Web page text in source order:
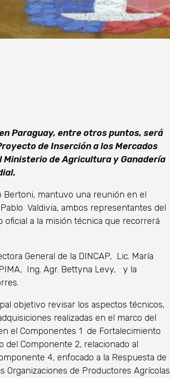
Paraguay, entre otros puntos, será
de Inserción a los Mercados
Ministerio de Agricultura y Ganadería
Bertoni, mantuvo una reunión en el
Valdivia, ambos representantes del
a la misión técnica que recorrerá
General de la DINCAP, Lic. María
Ing. Agr. Bettyna Levy, y la
objetivo revisar los aspectos técnicos,
realizadas en el marco del
el Componentes 1 de Fortalecimiento
Componente 2, relacionado al
4, enfocado a la Respuesta de
Organizaciones de Productores Agrícolas